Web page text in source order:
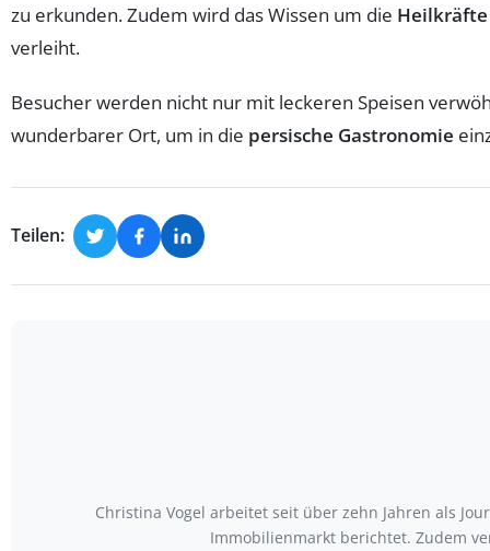
zu erkunden. Zudem wird das Wissen um die
verleiht.
Besucher werden nicht nur mit leckeren Speisen
wunderbarer Ort, um in die persische Gastronomie
Teilen:
Christina Vogel arbeitet seit über zehn Jahren als
Immobilienmarkt berichtet. Zudem